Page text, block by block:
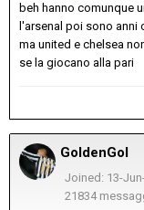
beh hanno comunque
l'arsenal poi sono anni
ma united e chelsea
se la giocano alla pari
GoldenGol
Joined: 13-
21834